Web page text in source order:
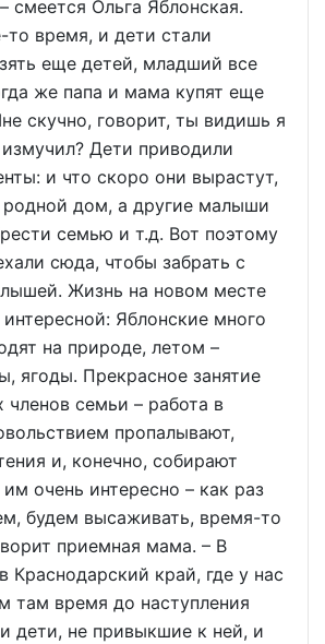
смеется Ольга Яблонская.
время, и дети стали
еще детей, младший все
же папа и мама купят еще
скучно, говорит, ты видишь я
Дети приводили
и что скоро они вырастут,
родной дом, а другие малыши
семью и т.д. Вот поэтому
сюда, чтобы забрать с
Жизнь на новом месте
Яблонские много
на природе, летом –
ягоды. Прекрасное занятие
членов семьи – работа в
пропалывают,
и, конечно, собирают
очень интересно – как раз
будем высаживать, время-то
приемная мама. – В
Краснодарский край, где у нас
там время до наступления
дети, не привыкшие к ней, и